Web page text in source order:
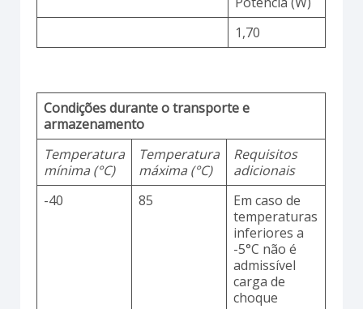
1,70
Condições durante o transporte e
armazenamento
Temperatura
mínima (°C)
Temperatura
máxima (°C)
Requisitos
adicionais
-40
85
Em caso de
temperaturas
inferiores a
-5°C não é
admissível
carga de
choque